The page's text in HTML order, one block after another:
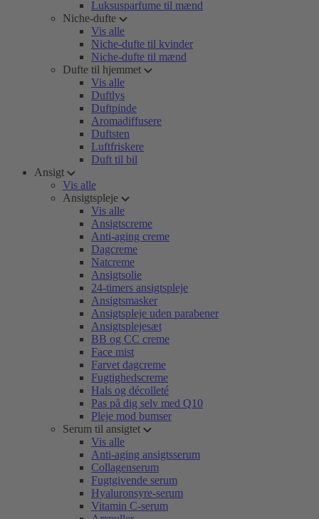
Luksusparfume til mænd
Niche-dufte
Vis alle
Niche-dufte til kvinder
Niche-dufte til mænd
Dufte til hjemmet
Vis alle
Duftlys
Duftpinde
Aromadiffusere
Duftsten
Luftfriskere
Duft til bil
Ansigt
Vis alle
Ansigtspleje
Vis alle
Ansigtscreme
Anti-aging creme
Dagcreme
Natcreme
Ansigtsolie
24-timers ansigtspleje
Ansigtsmasker
Ansigtspleje uden parabener
Ansigtsplejesæt
BB og CC creme
Face mist
Farvet dagcreme
Fugtighedscreme
Hals og décolleté
Pas på dig selv med Q10
Pleje mod bumser
Serum til ansigtet
Vis alle
Anti-aging ansigtsserum
Collagenserum
Fugtgivende serum
Hyaluronsyre-serum
Vitamin C-serum